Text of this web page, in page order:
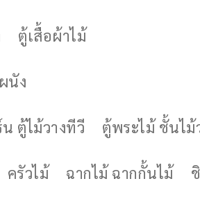
ตู้เสื้อผ้าไม้
นัง
ตู้ไม้วางทีวี ตู้พระไม้ ชั้นไม้
ครัวไม้ ฉากไม้ ฉากกั้นไม้